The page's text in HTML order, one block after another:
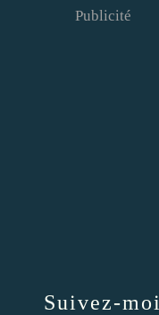
Suivez-moi
Publicité